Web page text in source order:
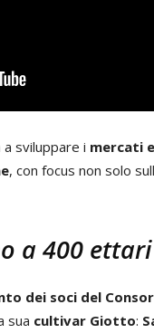
a sviluppare i mercati
, con focus non solo
a 400 ettari
dei soci del
sua cultivar Giotto: